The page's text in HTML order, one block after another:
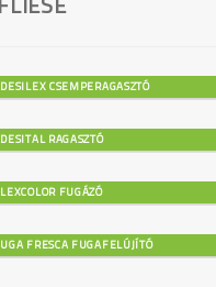
CSEMPERAGASZTÓ
RAGASZTÓ
FUGÁZÓ
FRESCA FUGAFELÚJÍTÓ